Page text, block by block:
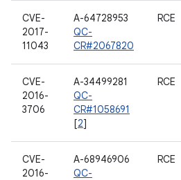
CVE-
2017-
11043
A-64728953
QC-
CR#2067820
RCE
CVE-
2016-
3706
A-34499281
QC-
CR#1058691
[2]
RCE
CVE-
2016-
A-68946906
QC-
RCE